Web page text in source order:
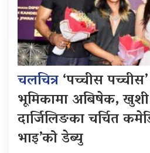
चलचित्र‘पच्चीस
भूमिकामा अबिषेक, खुशी
दार्जिलिङका चर्चित
भाइ’को डेब्यु